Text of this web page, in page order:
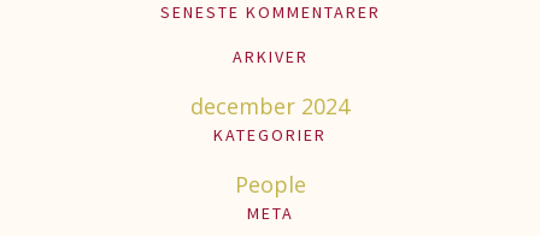
SENESTE KOMMENTARER
ARKIVER
december 2024
KATEGORIER
People
META